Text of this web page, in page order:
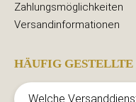
Zahlungsmöglichkeiten
Versandinformationen
HÄUFIG GESTELLTE
Welche